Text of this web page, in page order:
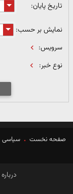
تاریخ پایان:
نمایش بر حسب:
سرویس:
نوع خبر:
صفحه نخست سیاسی